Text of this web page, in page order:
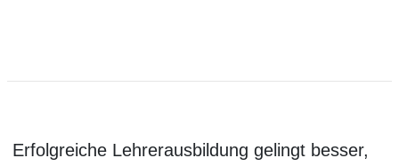
Erfolgreiche Lehrerausbildung gelingt besser,